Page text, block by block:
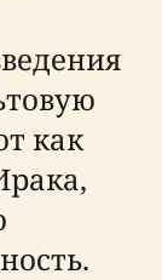
как